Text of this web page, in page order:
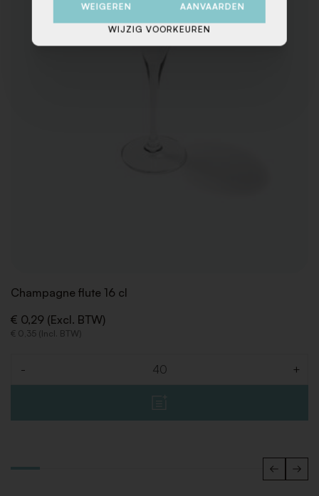
Champagne flute 16 cl
€ 0,29 (Excl. BTW)
€ 0,35 (Incl. BTW)
- +
WEIGEREN AANVAARDEN
WIJZIG VOORKEUREN